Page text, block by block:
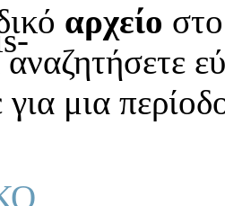
αρχείο
αναζητήσετε
για μια